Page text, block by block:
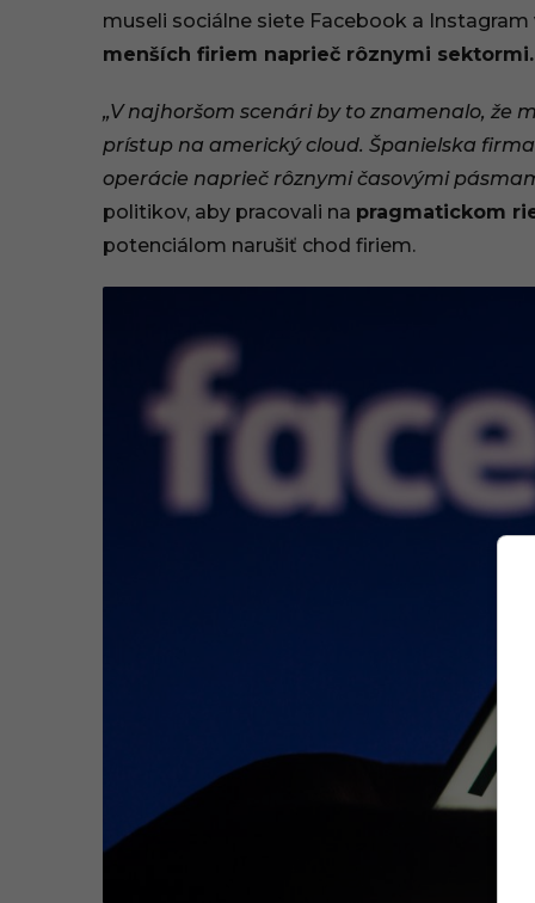
museli sociálne siete Facebook a Instagram
menších firiem naprieč rôznymi sektormi.
„V najhoršom scenári by to znamenalo, že
prístup na americký cloud. Španielska
operácie naprieč rôznymi časovými
politikov, aby pracovali na pragmatickom
potenciálom narušiť chod firiem.